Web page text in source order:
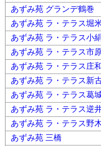
あずみ苑 グランデ鶴巻
あずみ苑 ラ・テラス堀
あずみ苑 ラ・テラス小
あずみ苑 ラ・テラス市
あずみ苑 ラ・テラス庄
あずみ苑 ラ・テラス新
あずみ苑 ラ・テラス葛
あずみ苑 ラ・テラス逆
あずみ苑 ラ・テラス野
あずみ苑 三橋